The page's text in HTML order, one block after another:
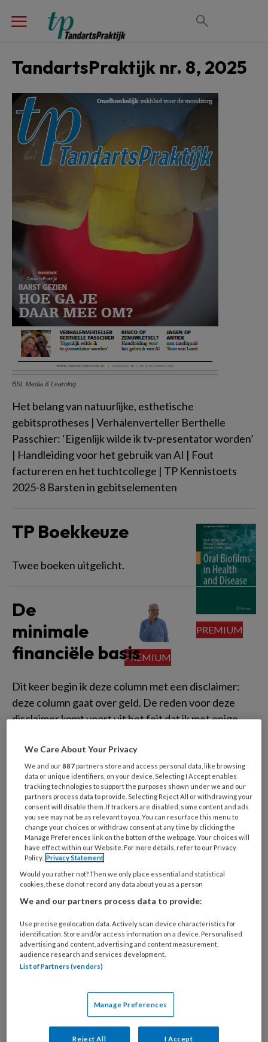
TandartsPraktijk nr. 8, 2025
BSL Media & Learning
Het belang van natuurlijke, esthetische
gebitsprotheses | Verhalenverteller Berthelle
Passchier: ‘Eigenlijk wilde ik tv-presentator worden’
| Handleiding voor het gebruik van AI | Fout
factureren en het tuchtcollege | TP Kennistoets
2025-8 Barsten in gebitselementen
TP Boekkeuze
Twee boeken uitgelicht.
De
minimale
financiële basis
Dit keer begin ik deze column met een disclaimer:
deze column gaat over geld. De reden voor deze
disclaimer komt voort uit het feit dat ik met enige
nadruk die ik soms leg op de financiële kant van de
tandartspraktijk.
Een waardig
afscheid
Het einde van het jaar nadert en dus zijn we geneigd
om te achterom te kijken naar mensen en dingen die
ons ontvallen zijn het afgelopen jaar. De zzp'er is dat
mensen die je moet uitzwaaien, ook materialen.
Impact van
tandverlies en een
gebitsprothese
We Care About Your Privacy
We and our887 partners store and access personal data, like browsing
data or unique identifiers, on your device. Selecting I Accept enables
tracking technologies to support the purposes shown under we and our
partners process data to provide. Selecting Reject All or withdrawing your
consent will disable them. If trackers are disabled, some content and ads
you see may not be as relevant to you. You can resurface this menu to
change your choices or withdraw consent at any time by clicking the
Manage Preferences link on the bottom of the webpage. Your choices will
have effect within our Website. For more details, refer to our Privacy
Policy. Privacy Statement
Would you rather not? Then we only place essential and statistical
cookies, these do not record any data about you as a person
We and our partners process data to provide:
Use precise geolocation data. Actively scan device characteristics for
identification. Store and/or access information on a device. Personalised
advertising and content, advertising and content measurement,
audience research and services development.
List of Partners (vendors)
Manage Preferences
Reject All I Accept